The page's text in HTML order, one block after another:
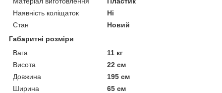
Наявність коліщаток
Ні
Стан
Новий
Габаритні розміри
Вага
11 кг
Висота
22 см
Довжина
195 см
Ширина
65 см